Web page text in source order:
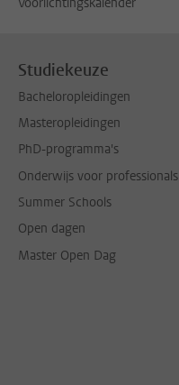
Studiekeuze
Bacheloropleidingen
Masteropleidingen
PhD-programma's
Onderwijs voor professionals
Summer Schools
Open dagen
Master Open Dag